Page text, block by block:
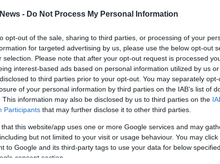
- Do Not Process My Personal Information
opt-out of the sale, sharing to third parties, or processing of your
for targeted advertising by us, please use the below opt-out
selection. Please note that after your opt-out request is processed
interest-based ads based on personal information utilized by us
to third parties prior to your opt-out. You may separately
of your personal information by third parties on the IAB’s list of
This information may also be disclosed by us to third parties on the
Participants that may further disclose it to other third parties.
that this website/app uses one or more Google services and may
but not limited to your visit or usage behaviour. You may
to Google and its third-party tags to use your data for below
consent section.
καρκίνου, συμπεριλαμβανομένων κάποιων
σας:
είναι το αποτέλεσμα της συσσώρευσης
αίματος. Ο χοληφόρος αγωγός περνά από το
αναπτύσσονται κοντά στο άκρο του
προκαλείται συσσώρευση της χολής στην
του δέρματος και του λευκού των ματιών,
ούρα.
ρόλο στην πέψη λιπών. Αν τα ένζυμα της
για κάποιο λόγο, αυξάνεται το λίπος στα